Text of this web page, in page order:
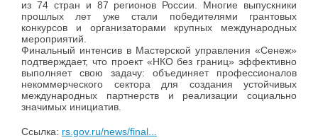
из 74 стран и 87 регионов России. Многие выпускники
прошлых лет уже стали победителями грантовых
конкурсов и организаторами крупных международных
мероприятий.
Финальный интенсив в Мастерской управления «Сенеж»
подтверждает, что проект «НКО без границ» эффективно
выполняет свою задачу: объединяет профессионалов
некоммерческого сектора для создания устойчивых
международных партнерств и реализации социально
значимых инициатив.
Ссылка: rs.gov.ru/news/final...